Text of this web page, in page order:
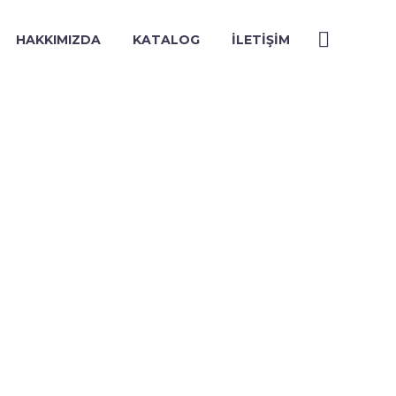
HAKKIMIZDA KATALOG İLETIŞIM